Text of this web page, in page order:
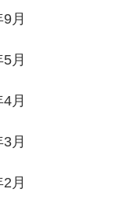
月
月
月
月
月